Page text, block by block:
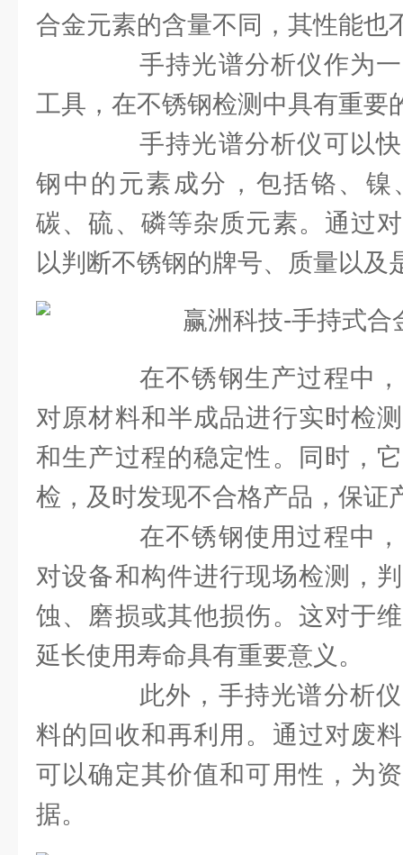
合金元素的含量不同，其性能也
手持光谱分析仪作为一
工具，在不锈钢检测中具有重要
手持光谱分析仪可以快
钢中的元素成分，包括铬、镍
碳、硫、磷等杂质元素。通过
以判断不锈钢的牌号、质量以及
在不锈钢生产过程中，
对原材料和半成品进行实时检
和生产过程的稳定性。同时，
检，及时发现不合格产品，保证
在不锈钢使用过程中，
对设备和构件进行现场检测，
蚀、磨损或其他损伤。这对于
延长使用寿命具有重要意义。
此外，手持光谱分析仪
料的回收和再利用。通过对废
可以确定其价值和可用性，为
据。